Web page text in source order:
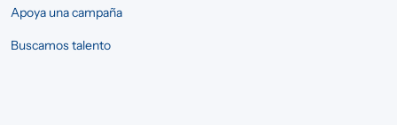
Apoya una campaña
Buscamos talento